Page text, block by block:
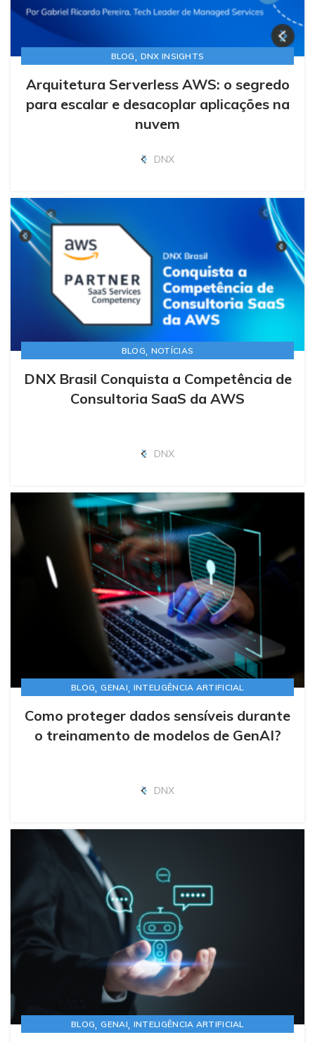
BLOG, DNX INSIGHTS
Arquitetura Serverless AWS: o segredo
para escalar e desacoplar aplicações na
nuvem
DNX
BLOG, NOTÍCIAS
DNX Brasil Conquista a Competência de
Consultoria SaaS da AWS
DNX
BLOG,GENAI, INTELIGÊNCIA ARTIFICIAL
Como proteger dados sensíveis durante
o treinamento de modelos de GenAI?
DNX
BLOG,GENAI, INTELIGÊNCIA ARTIFICIAL